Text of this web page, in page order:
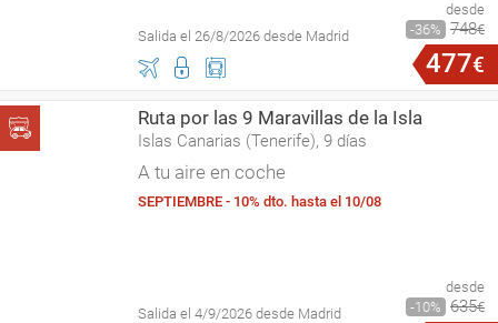
Salida el 26/8/2026 desde Madrid
desde
36
748€
477€
Ruta por las 9 Maravillas de la Isla
Islas Canarias (Tenerife), 9 días
A tu aire en coche
SEPTIEMBRE - 10% dto. hasta el 10/08
Salida el 4/9/2026 desde Madrid
desde
10
635€